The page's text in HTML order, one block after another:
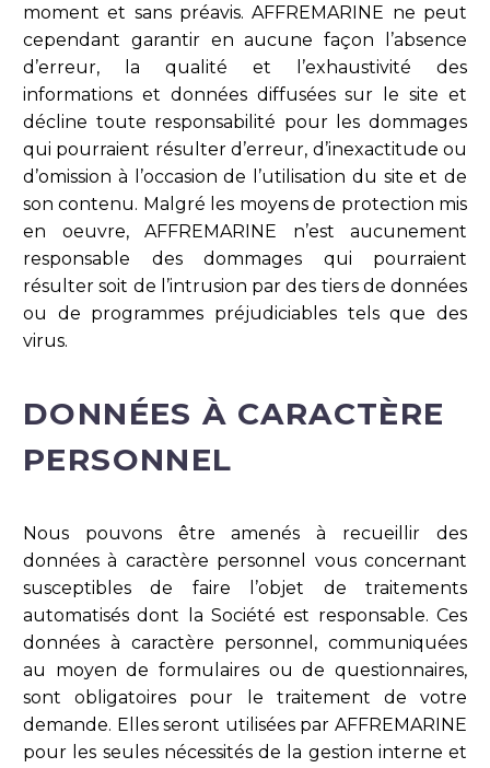
moment et sans préavis. AFFREMARINE ne peut
cependant garantir en aucune façon l’absence
d’erreur, la qualité et l’exhaustivité des
informations et données diffusées sur le site et
décline toute responsabilité pour les dommages
qui pourraient résulter d’erreur, d’inexactitude ou
d’omission à l’occasion de l’utilisation du site et de
son contenu. Malgré les moyens de protection mis
en oeuvre, AFFREMARINE n’est aucunement
responsable des dommages qui pourraient
résulter soit de l’intrusion par des tiers de données
ou de programmes préjudiciables tels que des
virus.
DONNÉES À CARACTÈRE
PERSONNEL
Nous pouvons être amenés à recueillir des
données à caractère personnel vous concernant
susceptibles de faire l’objet de traitements
automatisés dont la Société est responsable. Ces
données à caractère personnel, communiquées
au moyen de formulaires ou de questionnaires,
sont obligatoires pour le traitement de votre
demande. Elles seront utilisées par AFFREMARINE
pour les seules nécessités de la gestion interne et